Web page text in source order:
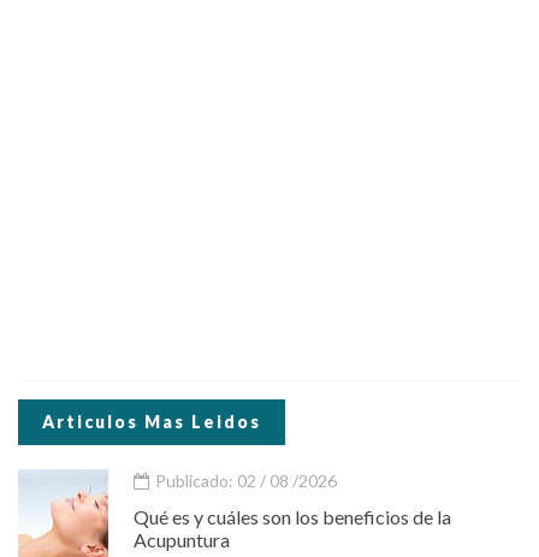
Articulos Mas Leidos
Publicado: 02 / 08 /2026
Qué es y cuáles son los beneficios de la
Acupuntura